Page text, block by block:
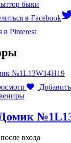
быки
в Facebook
в Pinterest
входа